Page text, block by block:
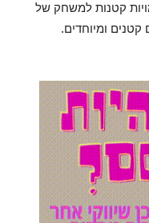
קטנות למשחק של
ומיוחדים.